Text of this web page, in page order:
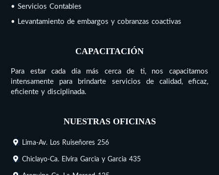
• Servicios Contables
• Levantamiento de embargos y cobranzas coactivas
CAPACITACIÓN
Para estar cada día más cerca de ti, nos capacitamos
intensamente para brindarte servicios de calidad, eficaz,
eficiente y disciplinada.
NUESTRAS OFICINAS
Lima-Av. Los Ruiseñores 256
Chiclayo-Ca. Elvira Garcia y Garcia 435